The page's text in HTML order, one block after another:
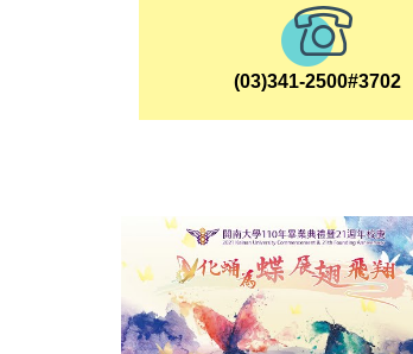
動產經紀人及地政士;另一
課程可以讓學生畢業後立
三類是規劃20個自由選修
2.碩士班
本所教學特色係以比較法
此成為本所發展之方向與
律不斷推陳出新及變化，
(03)341-2500#3702